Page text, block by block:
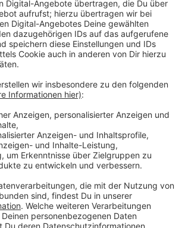
mit Feldküchen und
in Richtung Polen gestartet. Wer
das mit Spenden tun -
gerade keinen Sinn, sagen die
Lage so unübersichtlich ist. Besser
Geldspenden für den
Ukrainer – dafür gibt es ein
findet ihr hier